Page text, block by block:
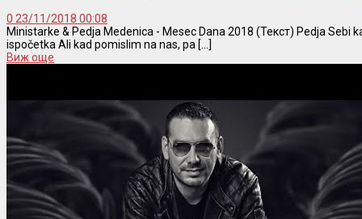
0 23/11/2018 00:08
Ministarke & Pedja Medenica - Mesec Dana 2018 (Текст) Pedja Sebi
ispočetka Ali kad pomislim na nas, pa [...]
Виж още